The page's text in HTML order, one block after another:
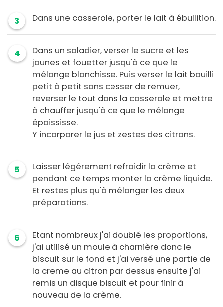
3 Dans une casserole, porter le lait à ébullition.
4
Dans un saladier, verser le sucre et les
jaunes et fouetter jusqu'à ce que le
mélange blanchisse. Puis verser le lait bouilli
petit à petit sans cesser de remuer,
reverser le tout dans la casserole et mettre
à chauffer jusqu'à ce que le mélange
épaississe.
Y incorporer le jus et zestes des citrons.
5
Laisser légérement refroidir la crème et
pendant ce temps monter la crème liquide.
Et restes plus qu'à mélanger les deux
préparations.
6
Etant nombreux j'ai doublé les proportions,
j'ai utilisé un moule à charnière donc le
biscuit sur le fond et j'ai versé une partie de
la creme au citron par dessus ensuite j'ai
remis un disque biscuit et pour finir à
nouveau de la crème.